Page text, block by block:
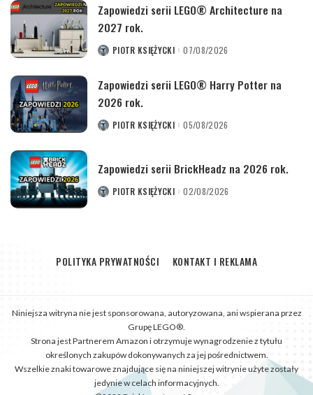
Zapowiedzi serii LEGO® Architecture na
2027 rok.
POSTEDPIOTR KSIĘŻYCKI 07/08/2026
Zapowiedzi serii LEGO® Harry Potter na
2026 rok.
POSTEDPIOTR KSIĘŻYCKI 05/08/2026
Zapowiedzi serii BrickHeadz na 2026 rok.
POSTEDPIOTR KSIĘŻYCKI 02/08/2026
POLITYKA PRYWATNOŚCI KONTAKT I REKLAMA
Niniejsza witryna nie jest sponsorowana, autoryzowana, ani wspierana przez
Grupę LEGO®.
Strona jest Partnerem Amazon i otrzymuje wynagrodzenie z tytułu
określonych zakupów dokonywanych za jej pośrednictwem.
Wszelkie znaki towarowe znajdujące się na niniejszej witrynie użyte zostały
jedynie w celach informacyjnych.